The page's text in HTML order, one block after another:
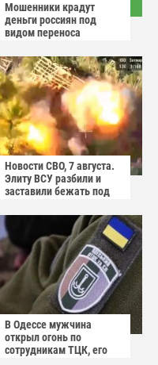
Мошенники крадут
деньги россиян под
видом переноса
Новости СВО, 7 августа.
Элиту ВСУ разбили и
заставили бежать под
В Одессе мужчина
открыл огонь по
сотрудникам ТЦК, его